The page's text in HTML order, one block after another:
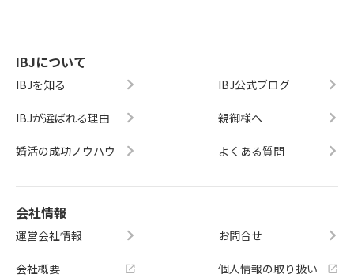
IBJについて
IBJを知る
IBJが選ばれる理由
婚活の成功ノウハウ
IBJ公式ブログ
親御様へ
よくある質問
会社情報
運営会社情報
会社概要
お問合せ
個人情報の取り扱い